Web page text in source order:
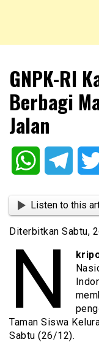
NKRIPOST
GNPK-RI
Berbagi
Jalan
WhatsApp
Listen to this
Diterbitkan Sabtu,
N
Taman Siswa
Sabtu (26/12).